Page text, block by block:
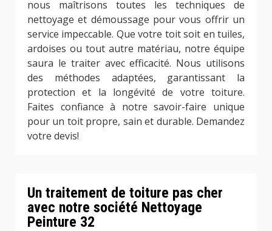
nous maîtrisons toutes les techniques de
nettoyage et démoussage pour vous offrir un
service impeccable. Que votre toit soit en tuiles,
ardoises ou tout autre matériau, notre équipe
saura le traiter avec efficacité. Nous utilisons
des méthodes adaptées, garantissant la
protection et la longévité de votre toiture.
Faites confiance à notre savoir-faire unique
pour un toit propre, sain et durable. Demandez
votre devis!
Un traitement de toiture pas cher
avec notre société Nettoyage
Peinture 32